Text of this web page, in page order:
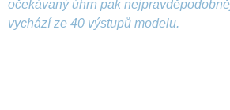
očekávaný úhrn pak
vychází ze 40 výstupů modelu.